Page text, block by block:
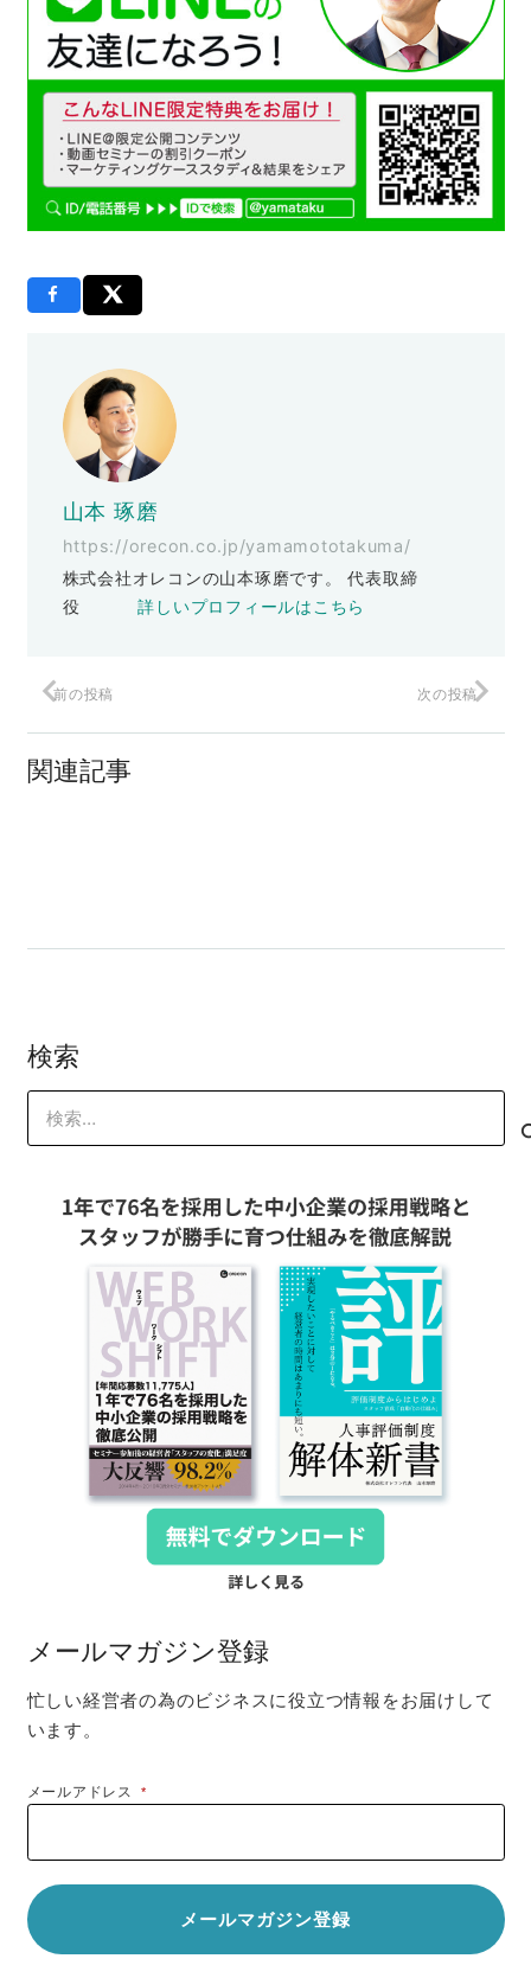
山本 琢磨
https://orecon.co.jp/yamamototakuma/
株式会社オレコンの山本琢磨です。 代表取締
役詳しいプロフィールはこちら
前の投稿 次の投稿
関連記事
検索
索:
メールマガジン登録
忙しい経営者の為のビジネスに役立つ情報をお届けして
います。
メールアドレス*